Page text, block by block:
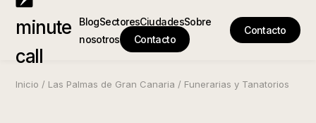
minute
call
BlogSectoresCiudadesSobre
nosotros
Contacto
Contacto
Inicio / Las Palmas de Gran Canaria / Funerarias y Tanatorios